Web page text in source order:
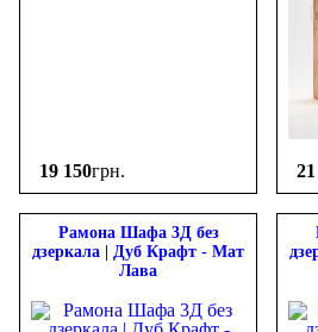
19 150грн.
Рамона Шафа 3Д без
дзеркала | Дуб Крафт - Мат
Лава